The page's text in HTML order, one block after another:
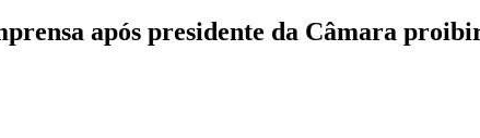
após presidente da Câmara proibir